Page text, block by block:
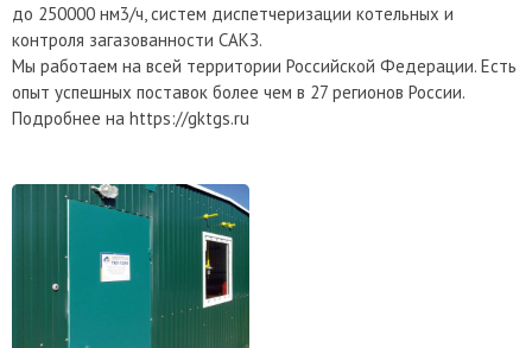
до 250000 нм3/ч, систем диспетчеризации котельных и
контроля загазованности САКЗ.
Мы работаем на всей территории Российской Федерации. Есть
опыт успешных поставок более чем в 27 регионов России.
Подробнее на https://gktgs.ru